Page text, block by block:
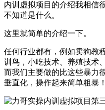
内训虚拟项目的介绍我相信
不知道是什么。
这里就简单的介绍一下。
任何行业都有，例如卖狗教
训鸟，小吃技术、养殖技术
而我们主要做的比这些暴力
垂直化，操作起来简单粗暴！